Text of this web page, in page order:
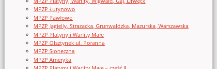
MPZP Łutynowo
MPZP Pawłowo
MPZP Jagielly, Strazacka, Grunwaldzka, Mazurska, Warszawska
MPZP Platyny i Warlity Małe
MPZP Olsztynek ul. Poranna
MPZP Słoneczna
MPZP Ameryka